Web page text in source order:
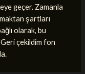
geçer. Zamanla
şartları
olarak, bu
çekildim fon